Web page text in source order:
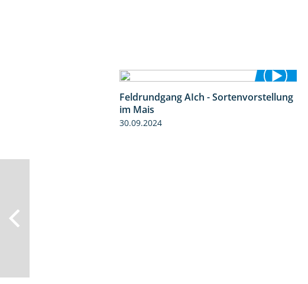
11:24
Feldrundgang AIch - Sortenvorstellung
im Mais
30.09.2024